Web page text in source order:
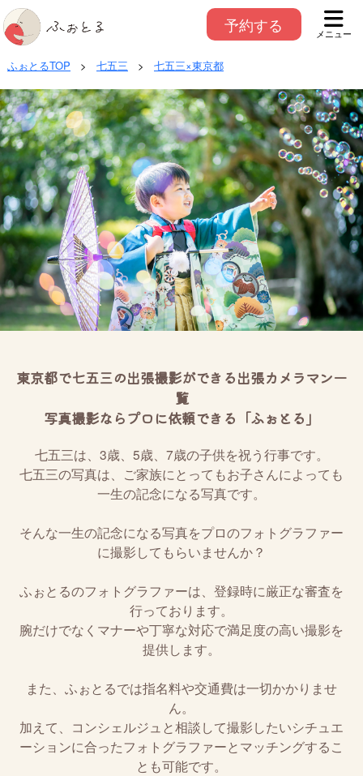
予約する メニュー
ふぉとるTOP > 七五三 > 七五三×東京都
東京都で七五三の出張撮影ができる出張カメラマン一
覧
写真撮影ならプロに依頼できる「ふぉとる」
七五三は、3歳、5歳、7歳の子供を祝う行事です。
七五三の写真は、ご家族にとってもお子さんによっても
一生の記念になる写真です。
そんな一生の記念になる写真をプロのフォトグラファー
に撮影してもらいませんか？
ふぉとるのフォトグラファーは、登録時に厳正な審査を
行っております。
腕だけでなくマナーや丁寧な対応で満足度の高い撮影を
提供します。
また、ふぉとるでは指名料や交通費は一切かかりませ
ん。
加えて、コンシェルジュと相談して撮影したいシチュエ
ーションに合ったフォトグラファーとマッチングするこ
とも可能です。